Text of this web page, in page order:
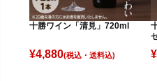
十勝ワイン「清見」720ml
¥4,880(税込) ¥